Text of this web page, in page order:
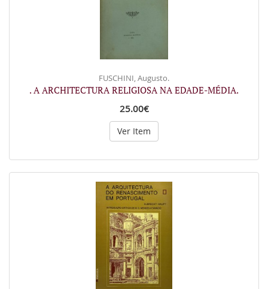
FUSCHINI, Augusto.
. A ARCHITECTURA RELIGIOSA NA EDADE-MÉDIA.
25.00€
Ver Item